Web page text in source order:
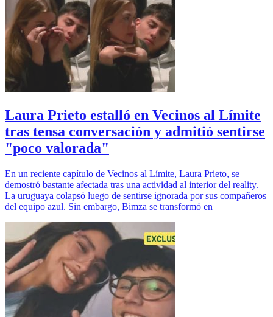
Laura Prieto estalló en Vecinos al Límite
tras tensa conversación y admitió sentirse
"poco valorada"
En un reciente capítulo de Vecinos al Límite, Laura Prieto, se
demostró bastante afectada tras una actividad al interior del reality.
La uruguaya colapsó luego de sentirse ignorada por sus compañeros
del equipo azul. Sin embargo, Bimza se transformó en